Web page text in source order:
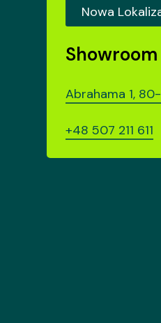
Nowa
Abrahama 1,
+48 507 211 611